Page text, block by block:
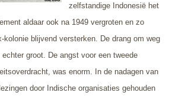
zelfstandige Indonesië het
aldaar ook na 1949 vergroten en zo
kolonie blijvend versterken. De drang om weg
groot. De angst voor een tweede
was enorm. In de nadagen van
door Indische organisaties gehouden